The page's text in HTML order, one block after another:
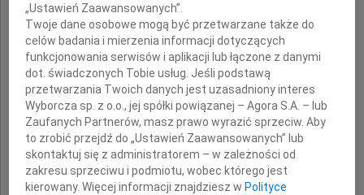
Aleksandra Fedorowicza
tłumacza przysięgłego języka rosyjskiego
Rodzinie i Bliskim
znamienitego bydgoszczanina
składamy wyrazy najgłębszego współczucia
„Ustawień Zaawansowanych”.
Twoje dane osobowe mogą być przetwarzane także do
celów badania i mierzenia informacji dotyczących
funkcjonowania serwisów i aplikacji lub łączone z danymi
dot. świadczonych Tobie usług. Jeśli podstawą
przetwarzania Twoich danych jest uzasadniony interes
Wyborcza sp. z o.o., jej spółki powiązanej – Agora S.A. – lub
Zaufanych Partnerów, masz prawo wyrazić sprzeciw. Aby
to zrobić przejdź do „Ustawień Zaawansowanych” lub
skontaktuj się z administratorem – w zależności od
zakresu sprzeciwu i podmiotu, wobec którego jest
kierowany. Więcej informacji znajdziesz w Polityce